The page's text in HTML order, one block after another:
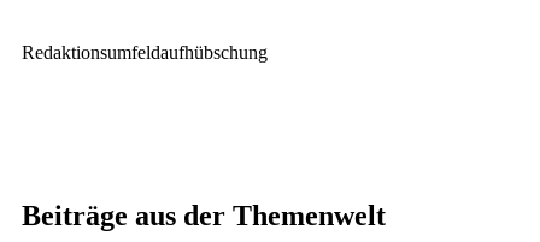
Redaktionsumfeldaufhübschung
Beiträge aus der Themenwelt